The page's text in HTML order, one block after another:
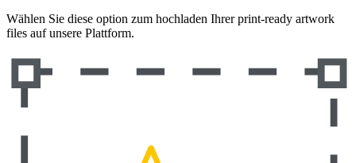
Wählen Sie diese option zum hochladen Ihrer print-ready artwork
files auf unsere Plattform.